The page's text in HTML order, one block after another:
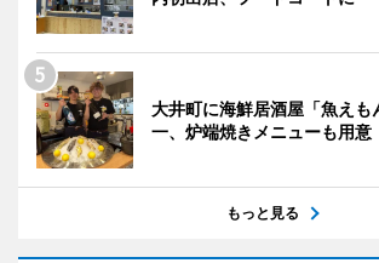
大井町に海鮮居酒屋「魚え
一、炉端焼きメニューも用意
もっと見る